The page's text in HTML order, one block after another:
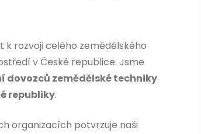
rozvoji celého zemědělského
v České republice. Jsme
dovozců zemědělské techniky
republiky.
organizacích potvrzuje naši